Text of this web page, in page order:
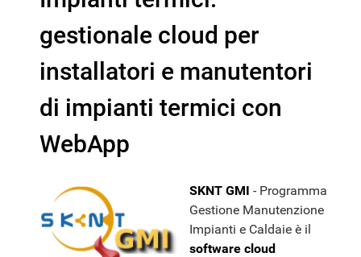
gestionale cloud per
installatori e manutentori
di impianti termici con
WebApp
SKNT GMI - Programma
Gestione Manutenzione
Impianti e Caldaie è il
software cloud